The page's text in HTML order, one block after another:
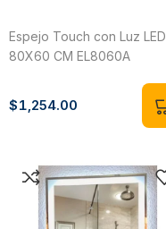
Espejo Touch con Luz LED
80X60 CM EL8060A
$1,254.00